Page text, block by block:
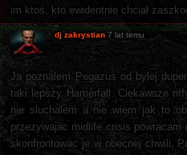
im ktoś, kto ewidentnie chciał
dj zakrystian 7 lat temu
Ja poznalem Pegazus od bylej
taki lepszy Hamerfall. Ciekawsze
nie sluchalem a nie wiem jak to
przezywajac midlife crisis
skonfrontowac je w obecnej chwili.